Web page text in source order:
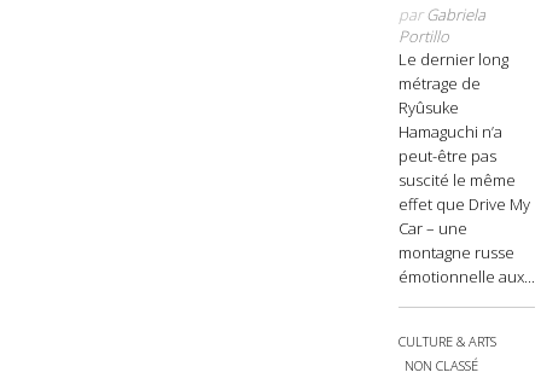
parGabriela
Portillo
Le dernier long
métrage de
Ryûsuke
Hamaguchi n’a
peut-être pas
suscité le même
effet que Drive My
Car – une
montagne russe
émotionnelle aux...
CULTURE & ARTS
NON CLASSÉ